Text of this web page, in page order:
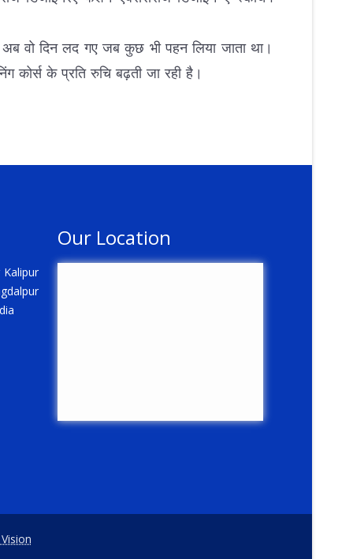
अब वो दिन लद गए जब कुछ भी पहन लिया जाता था।
कोर्स के प्रति रुचि बढ़ती जा रही है।
Kalipur
Our Location